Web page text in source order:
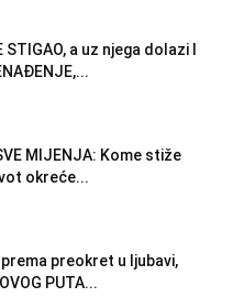
STIGAO, a uz njega dolazi I
MIJENJA: Kome stiže
okreće...
preokret u ljubavi,
PUTA...